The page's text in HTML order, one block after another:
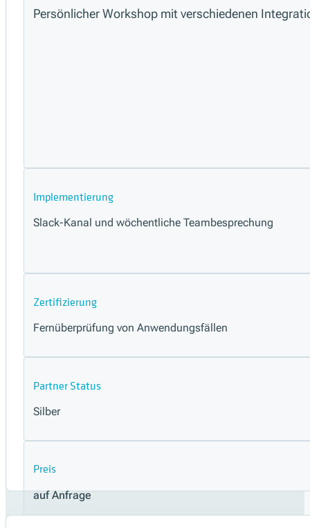
Persönlicher Workshop mit verschiedenen
Implementierung
Slack-Kanal und wöchentliche Teambesprechung
Zertifizierung
Fernüberprüfung von Anwendungsfällen
Partner Status
Silber
Preis
auf Anfrage